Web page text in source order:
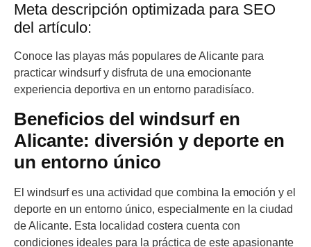
Meta descripción optimizada para SEO
del artículo:
Conoce las playas más populares de Alicante para
practicar windsurf y disfruta de una emocionante
experiencia deportiva en un entorno paradisíaco.
Beneficios del windsurf en
Alicante: diversión y deporte en
un entorno único
El windsurf es una actividad que combina la emoción y el
deporte en un entorno único, especialmente en la ciudad
de Alicante. Esta localidad costera cuenta con
condiciones ideales para la práctica de este apasionante